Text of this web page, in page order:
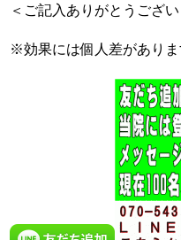
＜ご記入ありがとうござ
※効果には個人差がありま